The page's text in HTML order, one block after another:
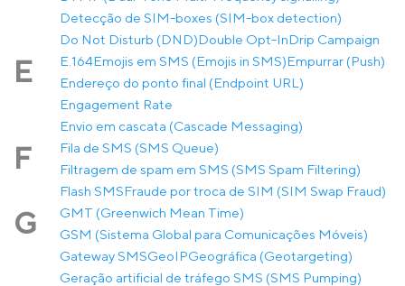
Detecção de SIM-boxes (SIM-box detection)
Do Not Disturb (DND)Double Opt-InDrip Campaign
E E.164Emojis em SMS (Emojis in SMS)Empurrar (Push)
Endereço do ponto final (Endpoint URL)
Engagement Rate
Envio em cascata (Cascade Messaging)
F
Fila de SMS (SMS Queue)
Filtragem de spam em SMS (SMS Spam Filtering)
Flash SMSFraude por troca de SIM (SIM Swap Fraud)
G
GMT (Greenwich Mean Time)
GSM (Sistema Global para Comunicações Móveis)
Gateway SMSGeoIPGeográfica (Geotargeting)
Geração artificial de tráfego SMS (SMS Pumping)